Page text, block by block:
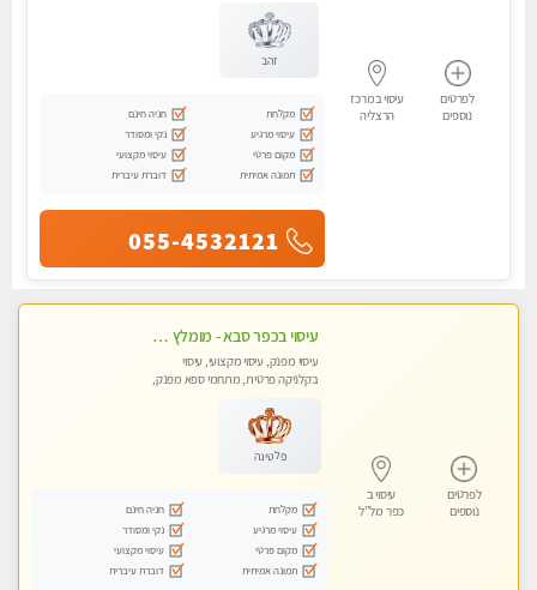
לפרטים
נוספים
עיסוי במרכז
הרצליה
זהב
מקלחת
חניה חינם
עיסוי מרגיע
נקי ומסודר
מקום פרטי
עיסוי מקצועי
תמונה אמיתית
דוברת עיברית
055-4532121
לפרטים
נוספים
עיסוי ב
כפר מל”ל
עיסוי בכפר סבא - מומלץ לחלוטין!!!! כל סוגי העיסויים מעסה מקצועית ואיכותית פרטי!!!
עיסוי מפנק, עיסוי מקצועי, עיסוי
בקלניקה פרטית, מתחמי ספא מפנק,
פלטינה
מקלחת
חניה חינם
עיסוי מרגיע
נקי ומסודר
מקום פרטי
עיסוי מקצועי
תמונה אמיתית
דוברת עיברית